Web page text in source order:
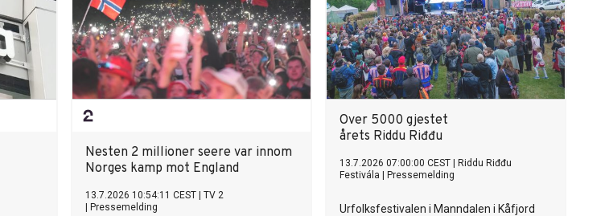
Nesten 2 millioner seere var innom
Norges kamp mot England
13.7.2026 10:54:11 CEST
TV 2
Pressemelding
Over 5000 gjestet
årets Riddu Riđđu
13.7.2026 07:00:00 CEST
Riddu Riđđu
Festivála
Pressemelding
Urfolksfestivalen i Manndalen i Kåfjord